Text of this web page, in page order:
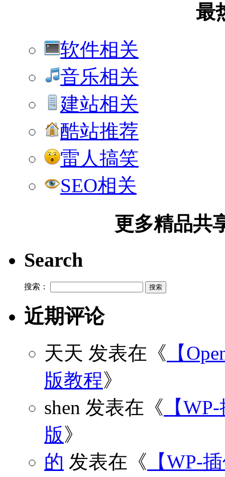
最
软件相关
音乐相关
建站相关
酷站推荐
雷人搞笑
SEO相关
更多精品共
Search
搜索：
近期评论
天天 发表在《 【
版教程》
shen 发表在《 【
版》
的 发表在《 【WP-